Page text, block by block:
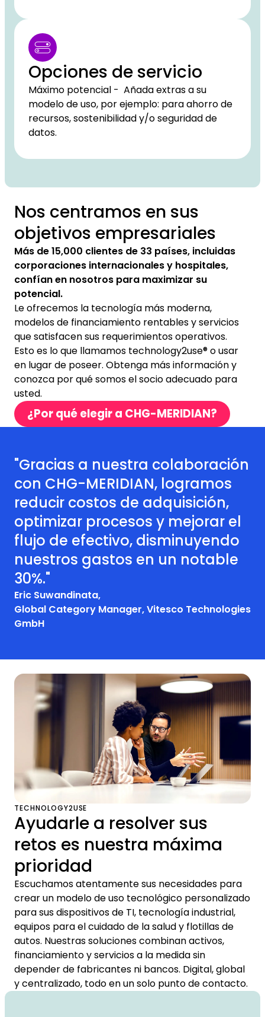
Opciones de servicio
Máximo potencial - Añada extras a su
modelo de uso, por ejemplo: para ahorro de
recursos, sostenibilidad y/o seguridad de
datos.
Nos centramos en sus
objetivos empresariales
Más de 15,000 clientes de 33 países, incluidas
corporaciones internacionales y hospitales,
confían en nosotros para maximizar su
potencial.
Le ofrecemos la tecnología más moderna,
modelos de financiamiento rentables y servicios
que satisfacen sus requerimientos operativos.
Esto es lo que llamamos technology2use® o usar
en lugar de poseer. Obtenga más información y
conozca por qué somos el socio adecuado para
usted.
¿Por qué elegir a CHG-MERIDIAN?
"Gracias a nuestra colaboración
con CHG-MERIDIAN, logramos
reducir costos de adquisición,
optimizar procesos y mejorar el
flujo de efectivo, disminuyendo
nuestros gastos en un notable
30%."
Eric Suwandinata,
Global Category Manager, Vitesco Technologies
GmbH
TECHNOLOGY2USE
Ayudarle a resolver sus
retos es nuestra máxima
prioridad
Escuchamos atentamente sus necesidades para
crear un modelo de uso tecnológico personalizado
para sus dispositivos de TI, tecnología industrial,
equipos para el cuidado de la salud y flotillas de
autos. Nuestras soluciones combinan activos,
financiamiento y servicios a la medida sin
depender de fabricantes ni bancos. Digital, global
y centralizado, todo en un solo punto de contacto.